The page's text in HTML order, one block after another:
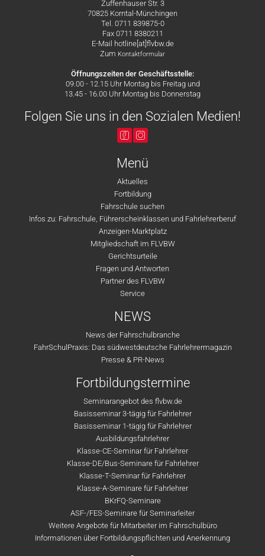
Zuffenhauser Str. 3
70825 Korntal-Münchingen
Tel. 0711 839875-0
Fax 0711 8380211
E-Mail hotline[at]flvbw.de
Zum Kontaktformular
Öffnungszeiten der Geschäftsstelle:
09.00 - 12.15 Uhr Montag bis Freitag und
13.45 - 16.00 Uhr Montag bis Donnerstag
Folgen Sie uns in den Sozialen Medien!
Menü
Aktuelles
Fortbildung
Fahrschule suchen
Infos zu: Fahrschule, Führerscheinklassen und Fahrlehrerberuf
Anzeigen-Marktplatz
Mitgliedschaft im FLVBW
Gerichtsurteile
Fragen und Antworten
Partner des FLVBW
Service
NEWS
News der Fahrschulbranche
FahrSchulPraxis: Das südwestdeutsche Fahrlehrermagazin
Presse & PR-News
Fortbildungstermine
Seminarangebot des flvbw.de
Basisseminar 3-tägig für Fahrlehrer
Basisseminar 1-tägig für Fahrlehrer
Ausbildungsfahrlehrer
Klasse-CE-Seminar für Fahrlehrer
Klasse-DE/Bus-Seminare für Fahrlehrer
Klasse-T-Seminar für Fahrlehrer
Klasse-A-Seminare für Fahrlehrer
BKrFQ-Seminare
ASF-/FES-Seminare für Seminarleiter
Weitere Angebote für Mitarbeiter im Fahrschulbüro
Informationen über Fortbildungspflichten und Anerkennung